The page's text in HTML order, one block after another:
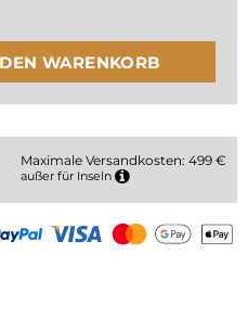
WARENKORB
Maximale Versandkosten: 499 €
außer für Inseln